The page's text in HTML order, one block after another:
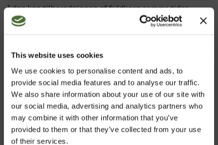
This website uses cookies
We use cookies to personalise content and ads, to
provide social media features and to analyse our traffic.
We also share information about your use of our site with
our social media, advertising and analytics partners who
may combine it with other information that you’ve
provided to them or that they’ve collected from your use
of their services.
I dag kan tilberedningen af fuldkorn somme tider
fjerne de ydre næringsrige lag, der giver lipider og
steroler og andre vitale næringsstoffer fra
steroler, der afhjælper de mulige mangler i kosten med
• For information om ingredienserne og ernæringsmæssige oplysninger:
klik på etiketten.
• Kosttilskud er ikke en erstatning for en varieret og afbalanceret kost og en
sund livsstil.
• Dosis i henhold til instruktionerne, må ikke overskrides.
• Opbevares utilgængeligt for børn.